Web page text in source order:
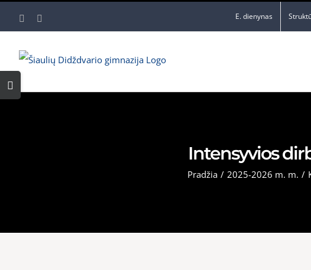
Facebook E. dienynas
Intensyvios
Pradžia / 2025-2026 m. m. /
Toggle
Sliding